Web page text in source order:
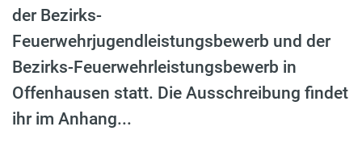
der Bezirks-
Feuerwehrjugendleistungsbewerb und der
Bezirks-Feuerwehrleistungsbewerb in
Offenhausen statt. Die Ausschreibung findet
ihr im Anhang...